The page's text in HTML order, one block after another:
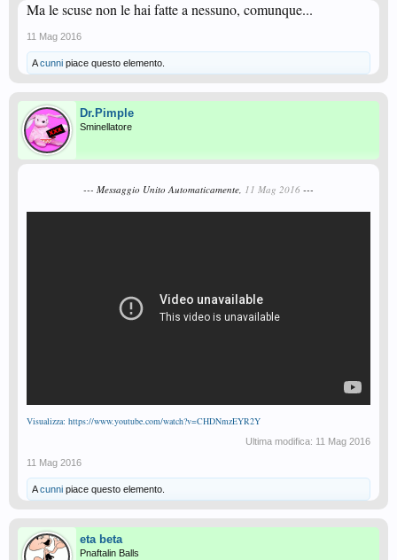
Ma le scuse non le hai fatte a nessuno, comunque...
11 Mag 2016
Acunni piace questo elemento.
Dr.Pimple
Sminellatore
--- Messaggio Unito Automaticamente, 11 Mag 2016 ---
Visualizza: https://www.youtube.com/watch?v=CHDNmzEYR2Y
Ultima modifica: 11 Mag 2016
11 Mag 2016
Acunni piace questo elemento.
eta beta
Pnaftalin Balls